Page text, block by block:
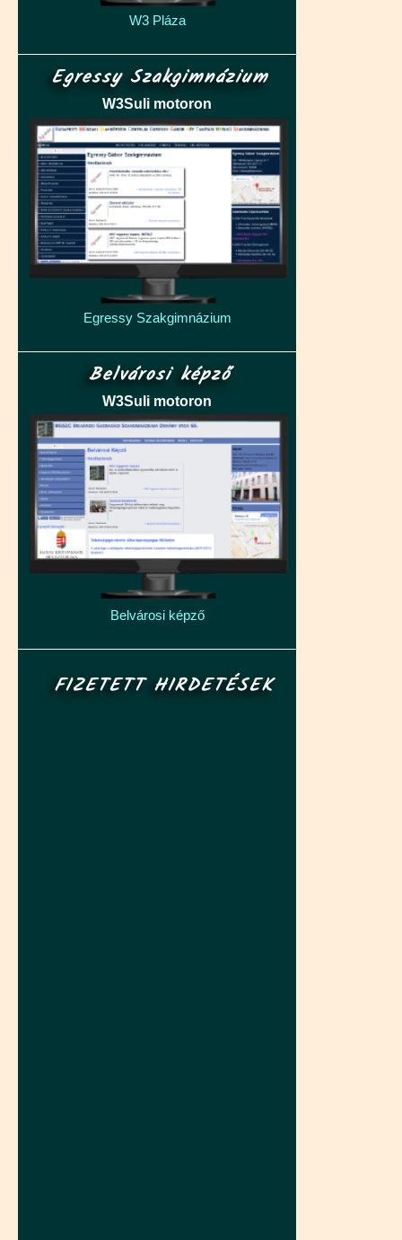
W3 Pláza
Egressy Szakgimnázium
W3Suli motoron
Egressy Szakgimnázium
Belvárosi képző
W3Suli motoron
Belvárosi képző
FIZETETT HIRDETÉSEK